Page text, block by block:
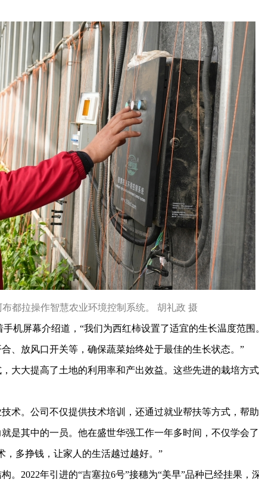
都拉操作智慧农业环境控制系统。 胡礼政 摄
屏幕介绍道，“我们为西红柿设置了适宜的生长温度范围
、放风口开关等，确保蔬菜始终处于最佳的生长状态。”
大大提高了土地的利用率和产出效益。这些先进的栽培方
。公司不仅提供技术培训，还通过就业帮扶等方式，帮
是其中的一员。他在盛世华强工作一年多时间，不仅学会
，多挣钱，让家人的生活越过越好。”
年引进的“吉塞拉6号”接穗为“美早”品种已经挂果，